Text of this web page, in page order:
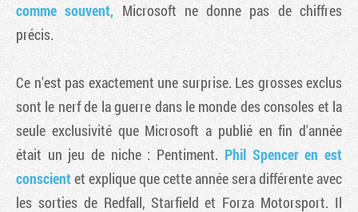
comme souvent, Microsoft ne donne pas de chiffres
précis.
Ce n'est pas exactement une surprise. Les grosses exclus
sont le nerf de la guerre dans le monde des consoles et la
seule exclusivité que Microsoft a publié en fin d'année
était un jeu de niche : Pentiment. Phil Spencer en est
conscientet explique que cette année sera différente avec
les sorties de Redfall, Starfield et Forza Motorsport. Il